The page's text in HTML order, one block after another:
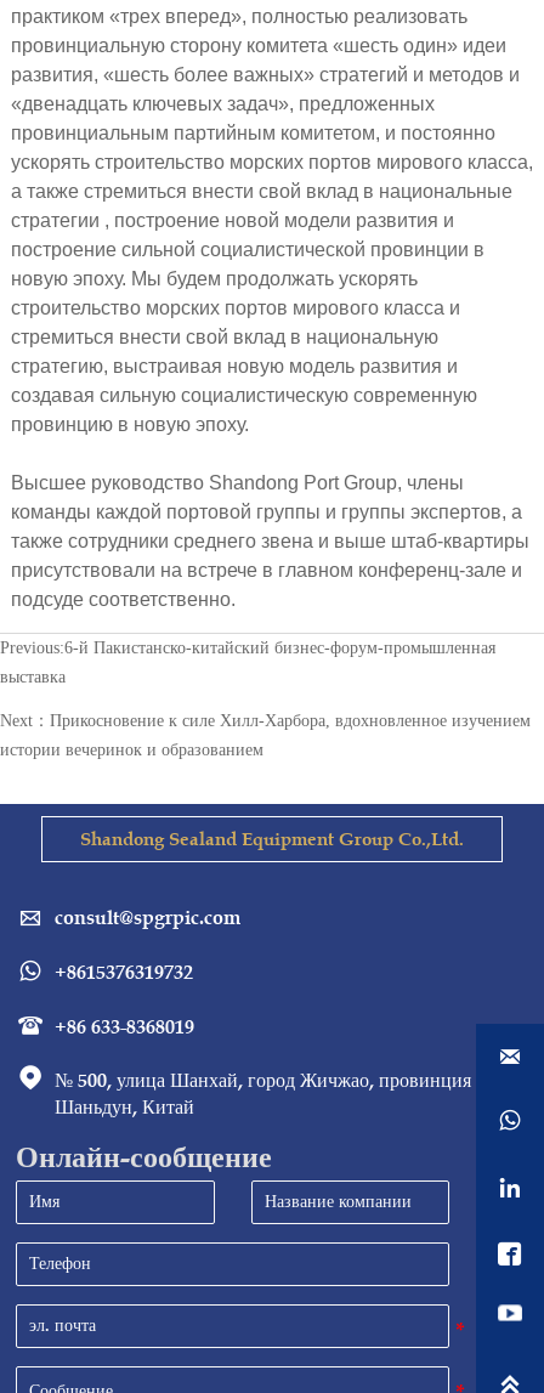
практиком «трех вперед», полностью реализовать
провинциальную сторону комитета «шесть один» идеи
развития, «шесть более важных» стратегий и методов и
«двенадцать ключевых задач», предложенных
провинциальным партийным комитетом, и постоянно
ускорять строительство морских портов мирового класса,
а также стремиться внести свой вклад в национальные
стратегии , построение новой модели развития и
построение сильной социалистической провинции в
новую эпоху. Мы будем продолжать ускорять
строительство морских портов мирового класса и
стремиться внести свой вклад в национальную
стратегию, выстраивая новую модель развития и
создавая сильную социалистическую современную
провинцию в новую эпоху.
Высшее руководство Shandong Port Group, члены
команды каждой портовой группы и группы экспертов, а
также сотрудники среднего звена и выше штаб-квартиры
присутствовали на встрече в главном конференц-зале и
подсуде соответственно.
Previous:6-й Пакистанско-китайский бизнес-форум-промышленная
выставка
Next： Прикосновение к силе Хилл-Харбора, вдохновленное изучением
истории вечеринок и образованием
Shandong Sealand Equipment Group Co.,Ltd.
 consult@spgrpic.com
 +8615376319732
 +86 633-8368019
 № 500, улица Шанхай, город Жичжао, провинция
Шаньдун, Китай
Онлайн-сообщение




